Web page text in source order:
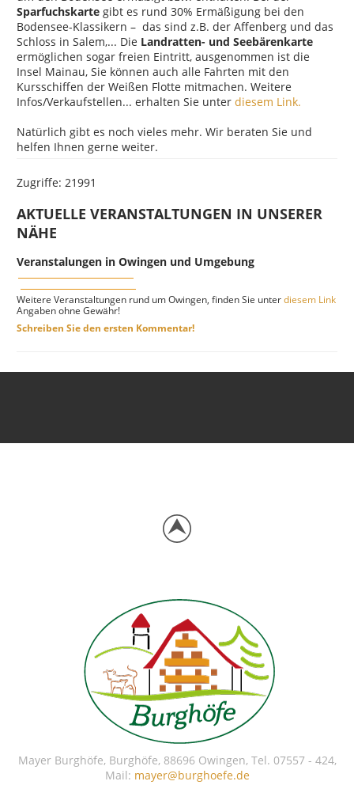
Sparfuchskarte gibt es rund 30% Ermäßigung bei den
Bodensee-Klassikern – das sind z.B. der Affenberg und das
Schloss in Salem,... Die Landratten- und Seebärenkarte
ermöglichen sogar freien Eintritt, ausgenommen ist die
Insel Mainau, Sie können auch alle Fahrten mit den
Kursschiffen der Weißen Flotte mitmachen. Weitere
Infos/Verkaufstellen... erhalten Sie unterdiesem Link.
Natürlich gibt es noch vieles mehr. Wir beraten Sie und
helfen Ihnen gerne weiter.
Zugriffe: 21991
AKTUELLE VERANSTALTUNGEN IN UNSERER
NÄHE
Veranstalungen in Owingen und Umgebung
Weitere Veranstaltungen rund um Owingen, finden Sie unterdiesem Link
Angaben ohne Gewähr!
Schreiben Sie den ersten Kommentar!
Mayer Burghöfe, Burghöfe, 88696 Owingen, Tel. 07557 - 424,
Mail: mayer@burghoefe.de